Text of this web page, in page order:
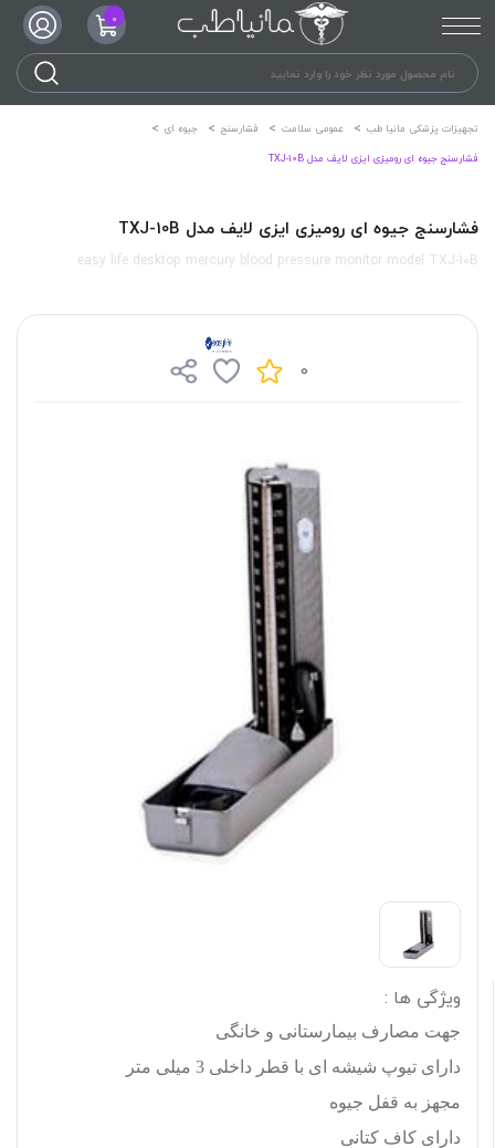
0
تجهیزات پزشکی مانیا طب عمومی سلامت فشارسنج
جیوه ای
فشارسنج جیوه ای رومیزی ایزی لایف مدل TXJ-10B
فشارسنج جیوه ای رومیزی ایزی لایف مدل TXJ-10B
easy life desktop mercury blood pressure monitor model TXJ-10B
0
ویژگی ها :
جهت مصارف بیمارستانی و خانگی
دارای تیوپ شیشه ای با قطر داخلی 3 میلی متر
مجهز به قفل جیوه
دارای کاف کتانی